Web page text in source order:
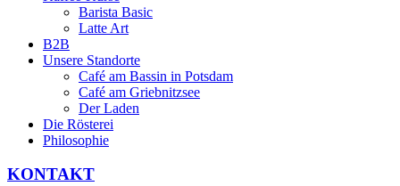
Barista Basic
Latte Art
B2B
Unsere Standorte
Café am Bassin in Potsdam
Café am Griebnitzsee
Der Laden
Die Rösterei
Philosophie
KONTAKT